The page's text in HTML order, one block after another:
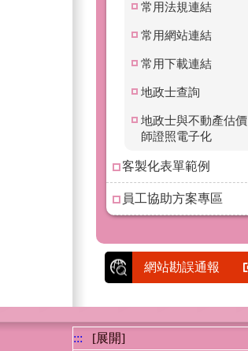
常用法規連結
常用網站連結
常用下載連結
地政士查詢
地政士與不動產估價
師證照電子化
客製化表單範例
員工協助方案專區
網站勘誤通報
::: [展開]